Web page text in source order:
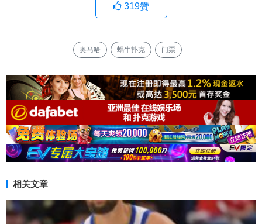
319赞
奥马哈 蜗牛扑克 门票
相关文章